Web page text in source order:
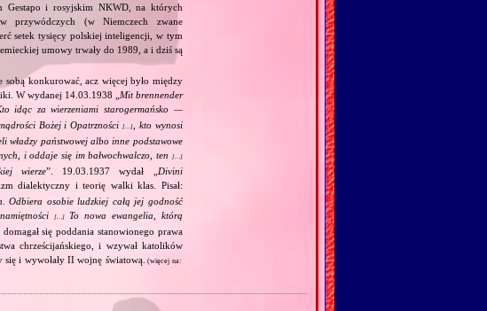
Gestapo i rosyjskim NKWD, na których
przywódczych (w Niemczech zwane
setek tysięcy polskiej inteligencji, w tym
umowy trwały do 1989, a i dziś są
sobą konkurować, acz więcej było między
W wydanej 14.03.1938 „
Mit brennender
idąc za wierzeniami starogermańsko —
Bożej i Opatrzności[…]
, kto wynosi
władzy państwowej albo inne podstawowe
i oddaje się im bałwochwalczo, ten […]
wierze”. 19.03.1937 wydał „
Divini
dialektyczny i teorię walki klas. Pisał:
Odbiera osobie ludzkiej całą jej godność
[…]To nowa ewangelia, którą
się poddania stanowionego prawa
chrześcijańskiego, i wzywał katolików
i wywołały II wojnę światową. (więcej na: